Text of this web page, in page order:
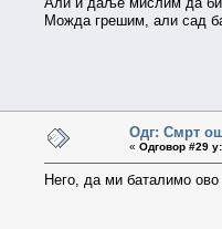
Можда грешим, али сад
Одг: Смрт
« Одговор #29 у:
Него, да ми баталимо